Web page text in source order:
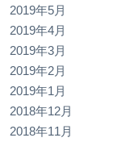
2019年5月
2019年4月
2019年3月
2019年2月
2019年1月
2018年12月
2018年11月